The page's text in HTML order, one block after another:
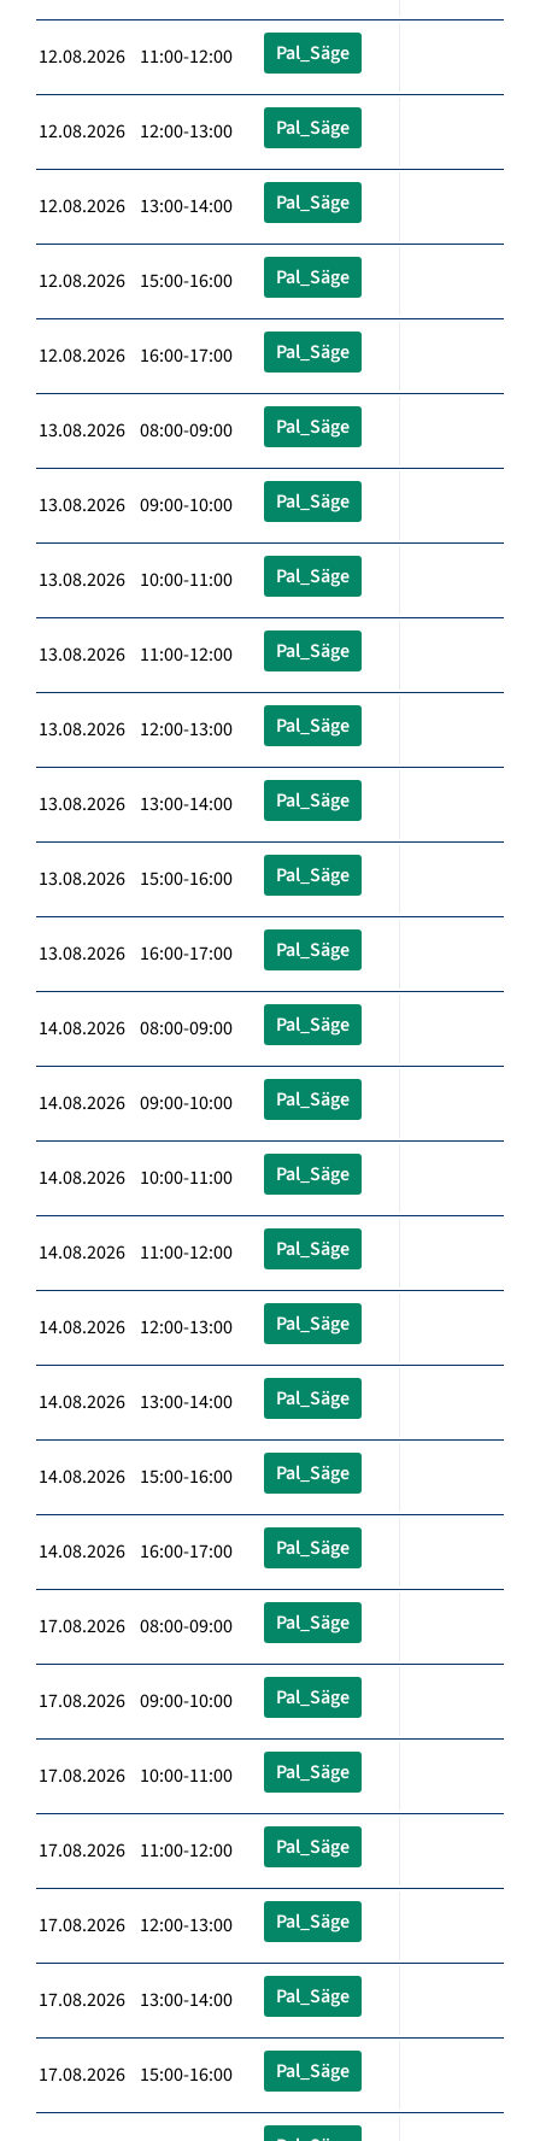
12.08.2026 11:00-12:00 Pal_Säge
12.08.2026 12:00-13:00 Pal_Säge
12.08.2026 13:00-14:00 Pal_Säge
12.08.2026 15:00-16:00 Pal_Säge
12.08.2026 16:00-17:00 Pal_Säge
13.08.2026 08:00-09:00 Pal_Säge
13.08.2026 09:00-10:00 Pal_Säge
13.08.2026 10:00-11:00 Pal_Säge
13.08.2026 11:00-12:00 Pal_Säge
13.08.2026 12:00-13:00 Pal_Säge
13.08.2026 13:00-14:00 Pal_Säge
13.08.2026 15:00-16:00 Pal_Säge
13.08.2026 16:00-17:00 Pal_Säge
14.08.2026 08:00-09:00 Pal_Säge
14.08.2026 09:00-10:00 Pal_Säge
14.08.2026 10:00-11:00 Pal_Säge
14.08.2026 11:00-12:00 Pal_Säge
14.08.2026 12:00-13:00 Pal_Säge
14.08.2026 13:00-14:00 Pal_Säge
14.08.2026 15:00-16:00 Pal_Säge
14.08.2026 16:00-17:00 Pal_Säge
17.08.2026 08:00-09:00 Pal_Säge
17.08.2026 09:00-10:00 Pal_Säge
17.08.2026 10:00-11:00 Pal_Säge
17.08.2026 11:00-12:00 Pal_Säge
17.08.2026 12:00-13:00 Pal_Säge
17.08.2026 13:00-14:00 Pal_Säge
17.08.2026 15:00-16:00 Pal_Säge